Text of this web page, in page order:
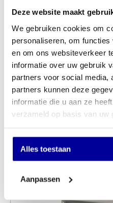
Deze website maakt
We gebruiken cookies om
personaliseren, om
en om ons websiteverkeer
informatie over uw gebruik
partners voor social media,
partners kunnen deze
informatie die u aan ze
verzameld op basis van uw
Alles toestaan
Aanpassen
Optie montage:
Kies bladkleur:
Afmetingen
Hoogteverstelling
Elektrisch Verstelbaar
Andere kochten